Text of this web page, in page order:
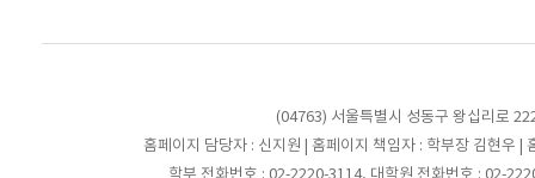
(04763) 서울특별시 성동구 왕십리로
홈페이지 담당자 : 신지원 | 홈페이지 책임자 : 학부장 김현우 |